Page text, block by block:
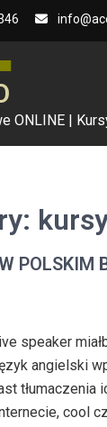
ONLINE |
POLSKIM
speaker
angielski
cool